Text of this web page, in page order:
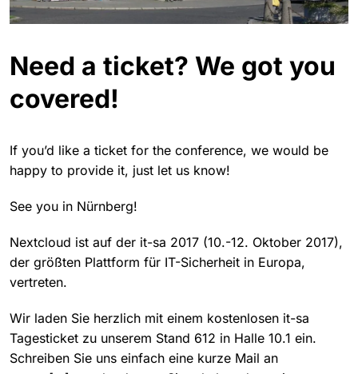
Need a ticket? We got you
covered!
If you’d like a ticket for the conference, we would be
happy to provide it, just let us know!
See you in Nürnberg!
Nextcloud ist auf der it-sa 2017 (10.-12. Oktober 2017),
der größten Plattform für IT-Sicherheit in Europa,
vertreten.
Wir laden Sie herzlich mit einem kostenlosen it-sa
Tagesticket zu unserem Stand 612 in Halle 10.1 ein.
Schreiben Sie uns einfach eine kurze Mail an